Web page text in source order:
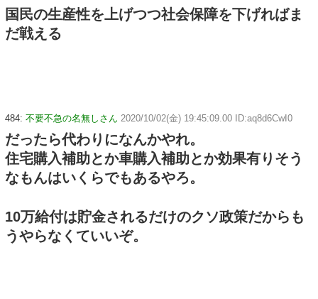
国民の生産性を上げつつ社会保障を下げればま
だ戦える
484: 不要不急の名無しさん 2020/10/02(金) 19:45:09.00 ID:aq8d6CwI0
だったら代わりになんかやれ。
住宅購入補助とか車購入補助とか効果有りそう
なもんはいくらでもあるやろ。
10万給付は貯金されるだけのクソ政策だからも
うやらなくていいぞ。